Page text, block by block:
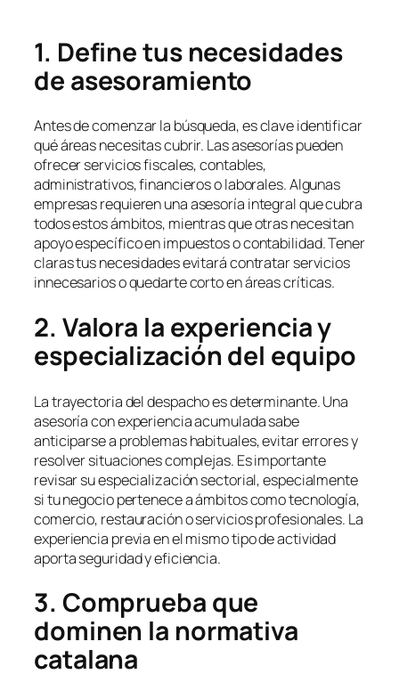
1. Define tus necesidades
de asesoramiento
Antes de comenzar la búsqueda, es clave identificar
qué áreas necesitas cubrir. Las asesorías pueden
ofrecer servicios fiscales, contables,
administrativos, financieros o laborales. Algunas
empresas requieren una asesoría integral que cubra
todos estos ámbitos, mientras que otras necesitan
apoyo específico en impuestos o contabilidad. Tener
claras tus necesidades evitará contratar servicios
innecesarios o quedarte corto en áreas críticas.
2. Valora la experiencia y
especialización del equipo
La trayectoria del despacho es determinante. Una
asesoría con experiencia acumulada sabe
anticiparse a problemas habituales, evitar errores y
resolver situaciones complejas. Es importante
revisar su especialización sectorial, especialmente
si tu negocio pertenece a ámbitos como tecnología,
comercio, restauración o servicios profesionales. La
experiencia previa en el mismo tipo de actividad
aporta seguridad y eficiencia.
3. Comprueba que
dominen la normativa
catalana